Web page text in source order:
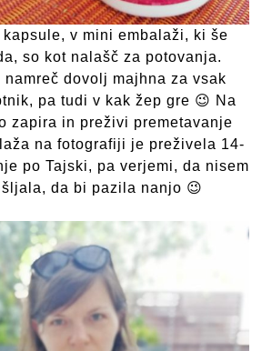
kapsule, v mini embalaži, ki še
so kot nalašč za potovanja.
namreč dovolj majhna za vsak
pa tudi v kak žep gre 😉 Na
zapira in preživi premetavanje
na fotografiji je preživela 14-
po Tajski, pa verjemi, da nisem
da bi pazila nanjo 😉